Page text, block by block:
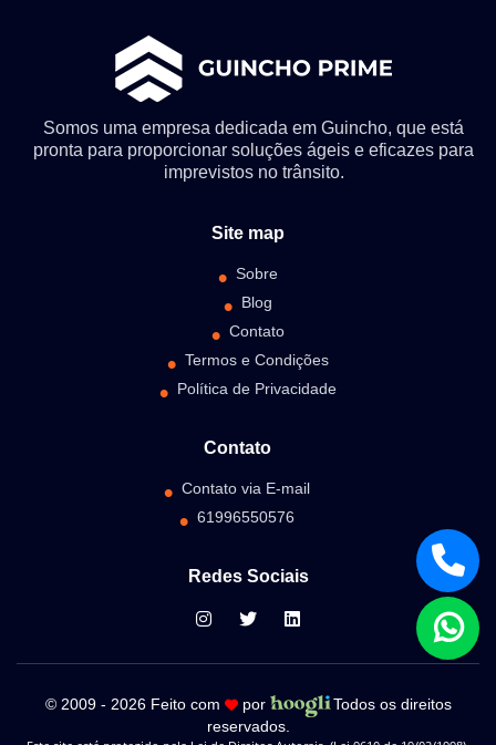
Somos uma empresa dedicada em Guincho, que está
pronta para proporcionar soluções ágeis e eficazes para
imprevistos no trânsito.
Site map
Sobre
Blog
Contato
Termos e Condições
Política de Privacidade
Contato
Contato via E-mail
61996550576
Redes Sociais
© 2009 - 2026 Feito com por
Todos os direitos
reservados.